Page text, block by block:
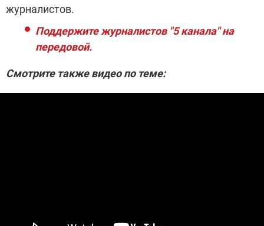
журналистов.
Поддержите журналистов "5 канала" на
передовой.
Смотрите также видео по теме: